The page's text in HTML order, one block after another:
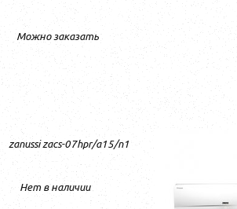
Можно заказать
zanussi zacs-07hpr/a15/n1
Нет в наличии